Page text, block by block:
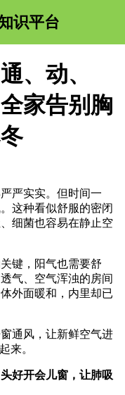
识平台
、动、
家告别胸
严实实。但时间一
这种看似舒服的密闭
细菌也容易在静止空
键，阳气也需要舒
气、空气浑浊的房间
外面暖和，内里却已
通风，让新鲜空气进
来。
好开会儿窗，让肺吸